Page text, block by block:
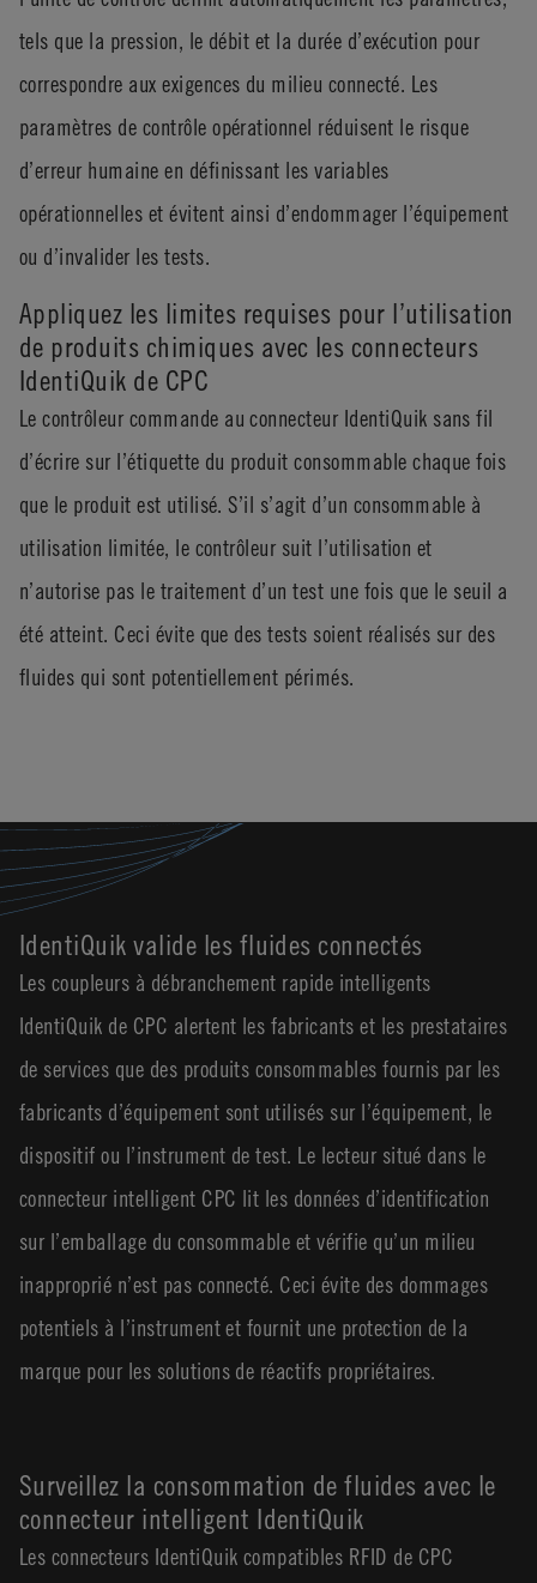
tels que la pression, le débit et la durée d’exécution pour
correspondre aux exigences du milieu connecté. Les
paramètres de contrôle opérationnel réduisent le risque
d’erreur humaine en définissant les variables
opérationnelles et évitent ainsi d’endommager l’équipement
ou d’invalider les tests.
Appliquez les limites requises pour l’utilisation
de produits chimiques avec les connecteurs
IdentiQuik de CPC
Le contrôleur commande au connecteur IdentiQuik sans fil
d’écrire sur l’étiquette du produit consommable chaque fois
que le produit est utilisé. S’il s’agit d’un consommable à
utilisation limitée, le contrôleur suit l’utilisation et
n’autorise pas le traitement d’un test une fois que le seuil a
été atteint. Ceci évite que des tests soient réalisés sur des
fluides qui sont potentiellement périmés.
IdentiQuik valide les fluides connectés
Les coupleurs à débranchement rapide intelligents
IdentiQuik de CPC alertent les fabricants et les prestataires
de services que des produits consommables fournis par les
fabricants d’équipement sont utilisés sur l’équipement, le
dispositif ou l’instrument de test. Le lecteur situé dans le
connecteur intelligent CPC lit les données d’identification
sur l’emballage du consommable et vérifie qu’un milieu
inapproprié n’est pas connecté. Ceci évite des dommages
potentiels à l’instrument et fournit une protection de la
marque pour les solutions de réactifs propriétaires.
Surveillez la consommation de fluides avec le
connecteur intelligent IdentiQuik
Les connecteurs IdentiQuik compatibles RFID de CPC